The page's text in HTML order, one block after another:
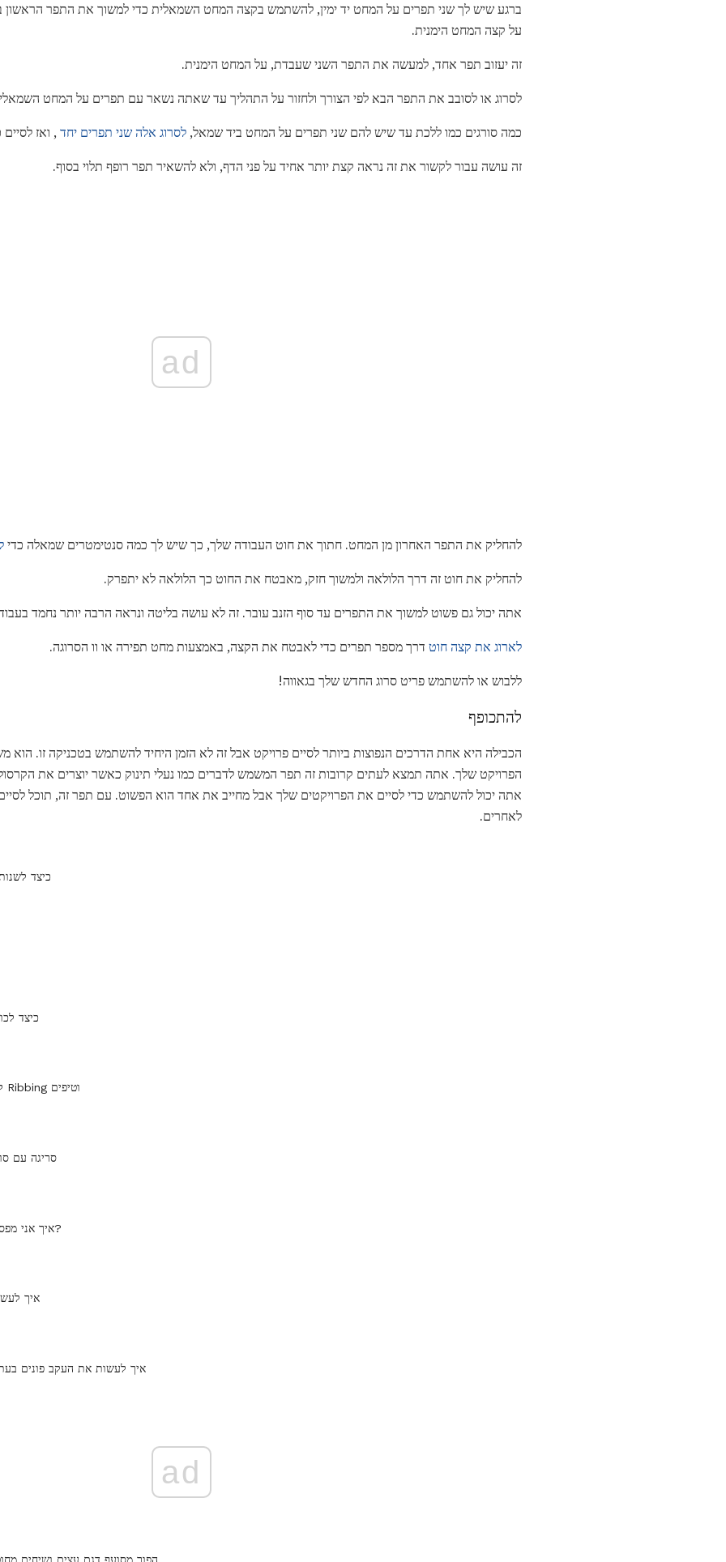
ברגע שיש לך שני תפרים על המחט יד ימין, להשתמש בקצה המחט השמאלית כדי למשוך את התפר הראשון
על קצה המחט הימנית.
זה יעזוב תפר אחד, למעשה את התפר השני שעבדת, על המחט הימנית.
לסרוג או לסובב את התפר הבא לפי הצורך ולחזור על התהליך עד שאתה נשאר עם תפרים על המחט
כמה סורגים כמו ללכת עד שיש להם שני תפרים על המחט ביד שמאל, לסרוג אלה שני תפרים יחד , ואז לסיים
זה עושה עבור לקשור את זה נראה קצת יותר אחיד על פני הדף, ולא להשאיר תפר רופף תלוי בסוף.
ad
להחליק את התפר האחרון מן המחט. חתוך את חוט העבודה שלך, כך שיש לך כמה סנטימטרים שמאלה כדי
להחליק את חוט זה דרך הלולאה ולמשוך חזק, מאבטח את החוט כך הלולאה לא יתפרק.
אתה יכול גם פשוט למשוך את התפרים עד סוף הזנב עובר. זה לא עושה בליטה ונראה הרבה יותר נחמד
לארוג את קצה חוט דרך מספר תפרים כדי לאבטח את הקצה, באמצעות מחט תפירה או וו הסרוגה.
ללבוש או להשתמש פריט סרוג החדש שלך בגאווה!
להתכופף
הכבילה היא אחת הדרכים הנפוצות ביותר לסיים פרויקט אבל זה לא הזמן היחיד להשתמש בטכניקה זו. הוא
אתה יכול להשתמש כדי לסיים את הפרויקטים שלך אבל מחייב את אחד הוא הפשוט. עם תפר זה, תוכל לסיים
לאחרים.
כיצד
כיצד
לסרוג מאפיינים Ribbing וטיפים
סריגה עם
איך אני מפסיק שפיכת חוט?
איך
איך לעשות את העקב פונים בעת
ad